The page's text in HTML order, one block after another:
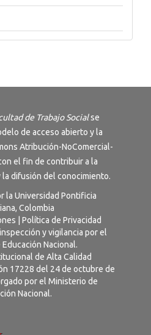
de Trabajo Socialse
de acceso abierto y la
Atribución-NoComercial-
el fin de contribuir a la
la difusión del conocimiento.
la Universidad Pontificia
Colombia
Política de Privacidad
y vigilancia por el
Nacional.
de Alta Calidad
17228 del 24 de octubre de
por el Ministerio de
Nacional.